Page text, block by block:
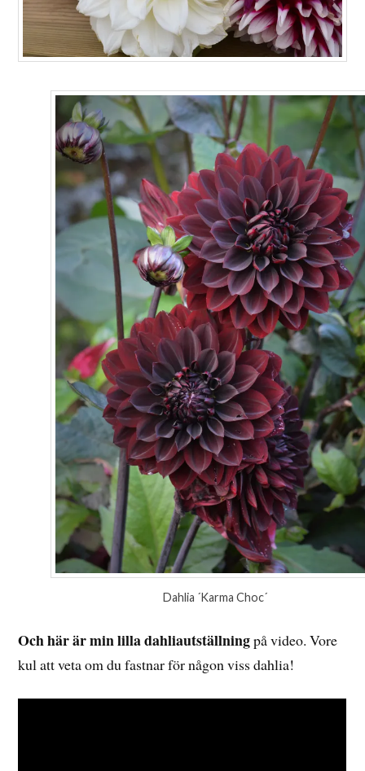
Dahlia ´Karma Choc´
Och här är min lilla dahliautställningpå video. Vore
kul att veta om du fastnar för någon viss dahlia!